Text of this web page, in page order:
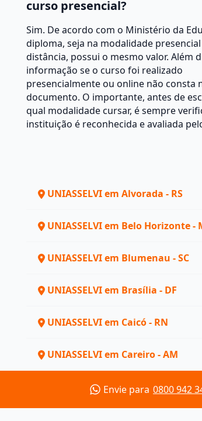
curso presencial?
Sim. De acordo com o Ministério da
diploma, seja na modalidade
distância, possui o mesmo valor. Além
informação se o curso foi realizado
presencialmente ou online não consta
documento. O importante, antes de
qual modalidade cursar, é sempre
instituição é reconhecida e avaliada
UNIASSELVI em Alvorada - RS
UNIASSELVI em Belo Horizonte -
UNIASSELVI em Blumenau - SC
UNIASSELVI em Brasília - DF
UNIASSELVI em Caicó - RN
UNIASSELVI em Careiro - AM
Envie para 0800 942